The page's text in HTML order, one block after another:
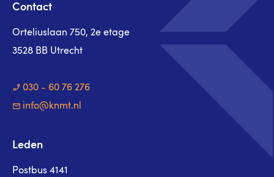
Contact
Orteliuslaan 750, 2e etage
3528 BB Utrecht
030 - 60 76 276
info@knmt.nl
Leden
Postbus 4141